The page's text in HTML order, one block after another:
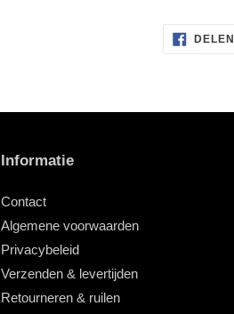
DELEN
Informatie
Contact
Algemene voorwaarden
Privacybeleid
Verzenden & levertijden
Retourneren & ruilen